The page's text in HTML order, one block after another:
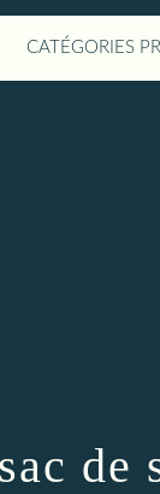
CATÉGORIES
de